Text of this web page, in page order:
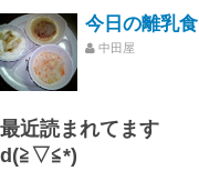
今日の離乳食
中田屋
最近読まれてます
d(≧▽≦*)